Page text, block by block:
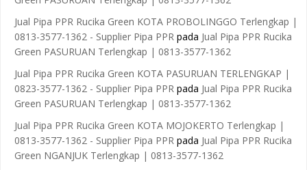
Jual Pipa PPR Rucika Green KOTA PROBOLINGGO Terlengkap |
0813-3577-1362 - Supplier Pipa PPR pada Jual Pipa PPR Rucika
Green PASURUAN Terlengkap | 0813-3577-1362
Jual Pipa PPR Rucika Green KOTA PASURUAN TERLENGKAP |
0823-3577-1362 - Supplier Pipa PPR pada Jual Pipa PPR Rucika
Green PASURUAN Terlengkap | 0813-3577-1362
Jual Pipa PPR Rucika Green KOTA MOJOKERTO Terlengkap |
0813-3577-1362 - Supplier Pipa PPR pada Jual Pipa PPR Rucika
Green NGANJUK Terlengkap | 0813-3577-1362